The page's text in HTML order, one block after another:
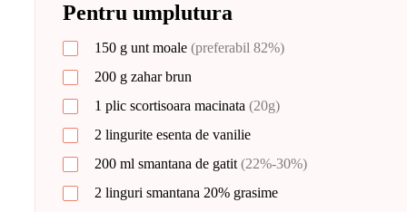
Pentru umplutura
150 g unt moale (preferabil 82%)
200 g zahar brun
1 plic scortisoara macinata (20g)
2 lingurite esenta de vanilie
200 ml smantana de gatit(22%-30%)
2 linguri smantana 20% grasime